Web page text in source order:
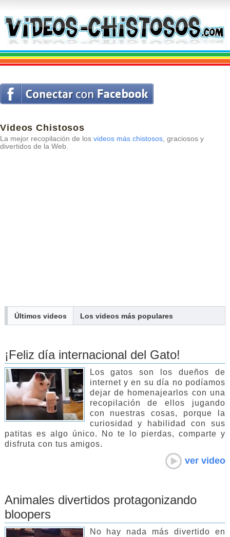
Videos Chistosos
La mejor recopilación de los videos más chistosos, graciosos y
divertidos de la Web.
Últimos videos Los videos más populares
¡Feliz día internacional del Gato!
Los gatos son los dueños de
internet y en su día no podíamos
dejar de homenajearlos con una
recopilación de ellos jugando
con nuestras cosas, porque la
curiosidad y habilidad con sus
patitas es algo único. No te lo pierdas, comparte y
disfruta con tus amigos.
ver video
Animales divertidos protagonizando
bloopers
No hay nada más divertido en